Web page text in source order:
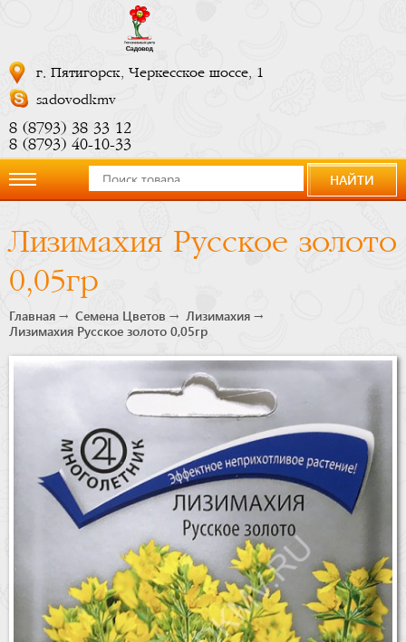
г. Пятигорск, Черкесское шоссе, 1
sadovodkmv
8 (8793) 38 33 12
8 (8793) 40-10-33
компании
Новости
Доставка
Оптовикам
НАЙТИ
Лизимахия Русское золото
0,05гр
Главная Семена Цветов
Лизимахия
Лизимахия Русское золото 0,05гр